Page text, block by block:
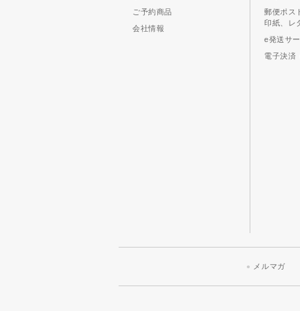
ご予約商品
会社情報
郵便ポス
印紙、レ
e発送サ
電子決済
メルマガ